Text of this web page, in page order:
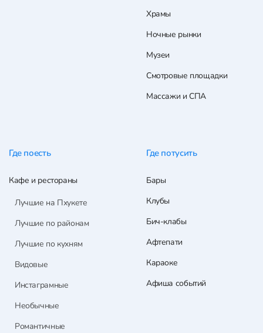
Храмы
Ночные рынки
Музеи
Смотровые площадки
Массажи и СПА
Где поесть
Кафе и рестораны
Лучшие на Пхукете
Лучшие по районам
Лучшие по кухням
Видовые
Инстаграмные
Необычные
Романтичные
Где потусить
Бары
Клубы
Бич-клабы
Афтепати
Караоке
Афиша событий